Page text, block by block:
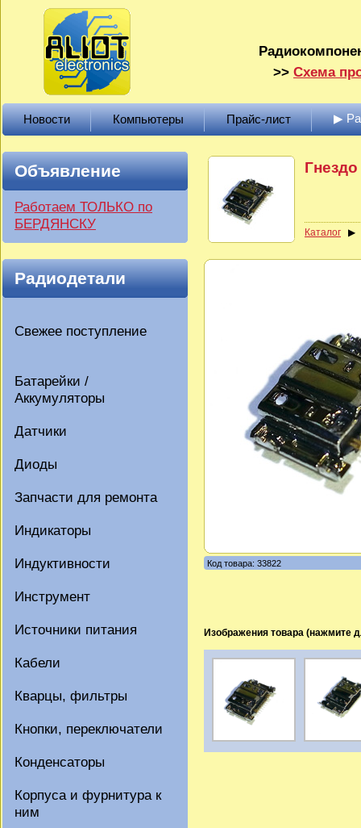
>> Схема
Новости Компьютеры Прайс-лист ▶
Объявление
Работаем ТОЛЬКО по
БЕРДЯНСКУ
Радиодетали
Свежее поступление
Батарейки /
Аккумуляторы
Датчики
Диоды
Запчасти для ремонта
Индикаторы
Индуктивности
Инструмент
Источники питания
Кабели
Кварцы, фильтры
Кнопки, переключатели
Конденсаторы
Корпуса и фурнитура к
ним
Каталог
Код товара: 33822
Изображения товара (нажмите